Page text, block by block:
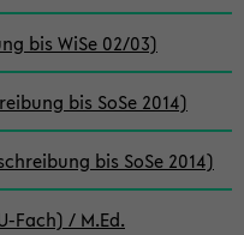
bis WiSe 02/03)
bis SoSe 2014)
bis SoSe 2014)
Fach) / M.Ed.